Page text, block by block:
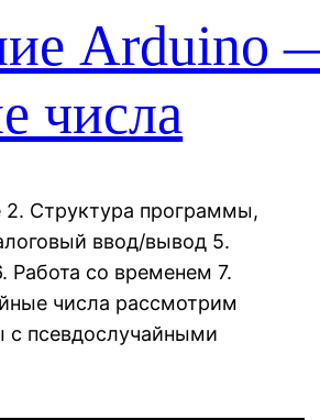
Arduino
числа
Структура программы,
ввод/вывод 5.
Работа со временем 7.
числа рассмотрим
с псевдослучайными